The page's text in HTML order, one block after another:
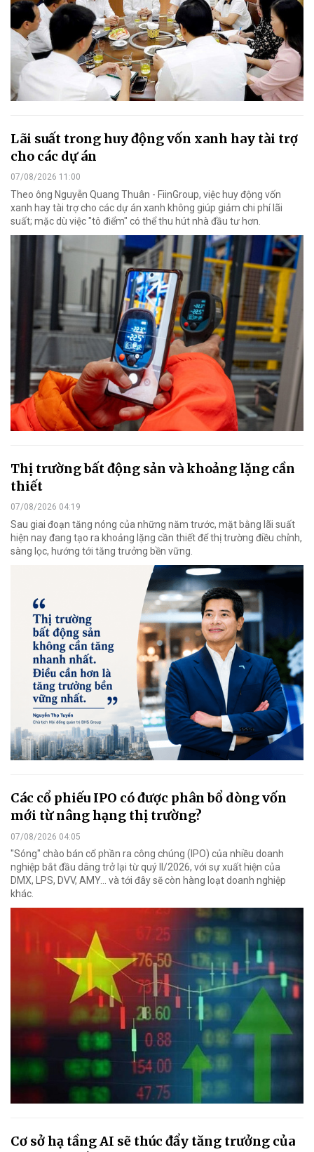
Lãi suất trong huy động vốn xanh hay tài trợ
cho các dự án
07/08/2026 11:00
Theo ông Nguyễn Quang Thuân - FiinGroup, việc huy động vốn
xanh hay tài trợ cho các dự án xanh không giúp giảm chi phí lãi
suất; mặc dù việc "tô điểm" có thể thu hút nhà đầu tư hơn.
Thị trường bất động sản và khoảng lặng cần
thiết
07/08/2026 04:19
Sau giai đoạn tăng nóng của những năm trước, mặt bằng lãi suất
hiện nay đang tạo ra khoảng lặng cần thiết để thị trường điều chỉnh,
sàng lọc, hướng tới tăng trưởng bền vững.
Các cổ phiếu IPO có được phân bổ dòng vốn
mới từ nâng hạng thị trường?
07/08/2026 04:05
"Sóng" chào bán cổ phần ra công chúng (IPO) của nhiều doanh
nghiệp bắt đầu dâng trở lại từ quý II/2026, với sự xuất hiện của
DMX, LPS, DVV, AMY... và tới đây sẽ còn hàng loạt doanh nghiệp
khác.
Cơ sở hạ tầng AI sẽ thúc đẩy tăng trưởng của